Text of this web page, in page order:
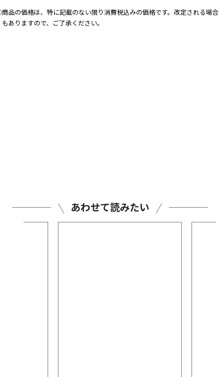
⃝商品の価格は、特に記載のない限り消費税込みの価格です。改定される場合
もありますので、ご了承ください。
あわせて読みたい